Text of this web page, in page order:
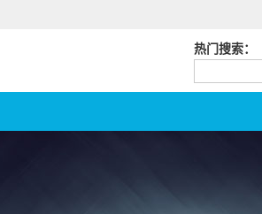
热门搜索：